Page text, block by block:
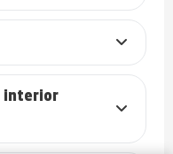
interior